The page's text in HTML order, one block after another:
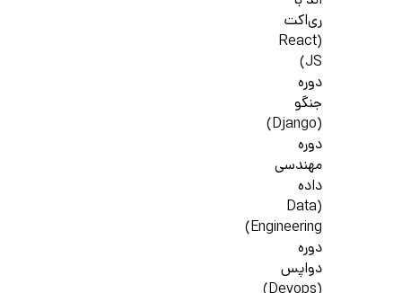
ری‌اکت
(React
JS)
دوره
جنگو
(Django)
دوره
مهندسی
داده
(Data
Engineering)
دوره
دواپس